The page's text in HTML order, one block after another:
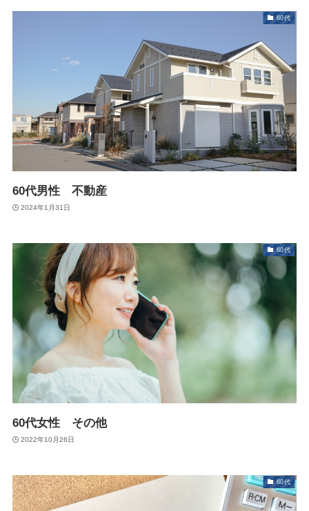
60代
60代男性 不動産
2024年1月31日
60代
60代女性 その他
2022年10月26日
60代